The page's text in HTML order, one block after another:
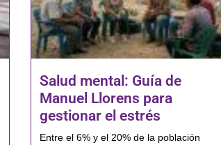
Salud mental: Guía de
Manuel Llorens para
gestionar el estrés
Entre el 6% y el 20% de la población